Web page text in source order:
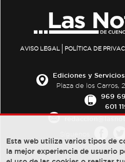
AVISO LEGAL POLÍTICA DE
Ediciones y
Plaza de los Carros,
969
601
Esta web utiliza varios tipos de
la mejor experiencia de usuario